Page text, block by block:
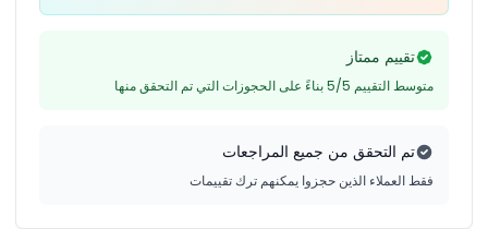
تقييم ممتاز
متوسط التقييم 5/5 بناءً على الحجوزات التي تم التحقق منها
تم التحقق من جميع المراجعات
فقط العملاء الذين حجزوا يمكنهم ترك تقييمات